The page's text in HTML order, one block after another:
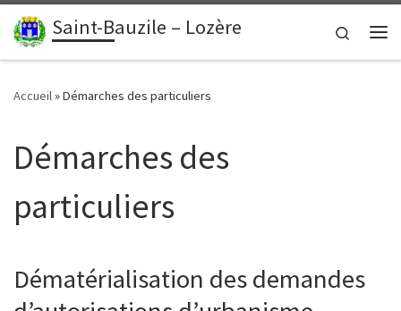
principal
Passer au contenu
Saint-Bauzile – Lozère
Search
Accueil»Démarches des particuliers
Démarches des
particuliers
Dématérialisation des demandes